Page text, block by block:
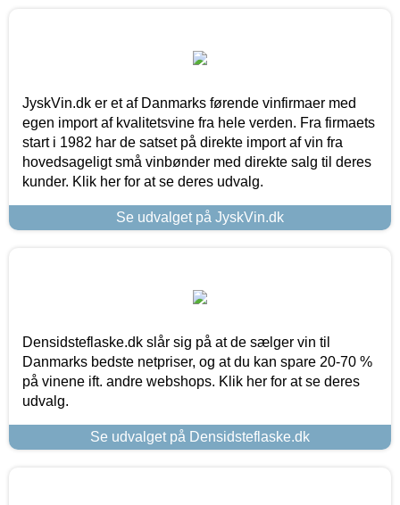
JyskVin.dk er et af Danmarks førende vinfirmaer med
egen import af kvalitetsvine fra hele verden. Fra firmaets
start i 1982 har de satset på direkte import af vin fra
hovedsageligt små vinbønder med direkte salg til deres
kunder. Klik her for at se deres udvalg.
Se udvalget på JyskVin.dk
Densidsteflaske.dk slår sig på at de sælger vin til
Danmarks bedste netpriser, og at du kan spare 20-70 %
på vinene ift. andre webshops. Klik her for at se deres
udvalg.
Se udvalget på Densidsteflaske.dk